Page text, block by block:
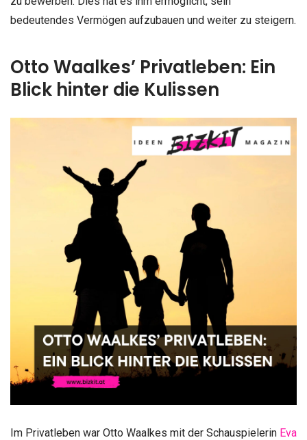
bedeutendes Vermögen aufzubauen und weiter zu steigern.
Otto Waalkes’ Privatleben: Ein
Blick hinter die Kulissen
Im Privatleben war Otto Waalkes mit der Schauspielerin Eva